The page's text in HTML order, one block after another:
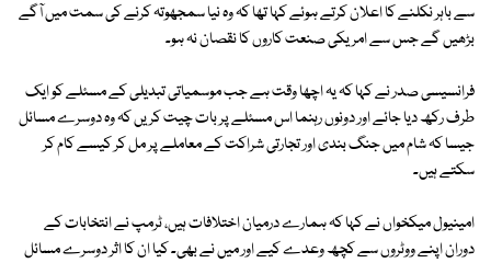
سے باہر نکلنے کا اعلان کرتے ہوئے کہا تھا کہ وہ نیا سمجھوتہ کرنے کی سمت میں آگے
بڑھیں گے جس سے امریکی صنعت کاروں کا نقصان نہ ہو۔
فرانسیسی صدر نے کہا کہ یہ اچھا وقت ہے جب موسمیاتی تبدیلی کے مسئلے کو ایک
طرف رکھ دیا جائے اور دونوں رہنما اس مسئلے پر بات چیت کریں کہ وہ دوسرے مسائل
جیسا کہ شام میں جنگ بندی اور تجارتی شراکت کے معاملے پر مل کر کیسے کام کر
سکتے ہیں۔
امینیول میکخواں نے کہا کہ ہمارے درمیان اختلافات ہیں، ٹرمپ نے انتخابات کے
دوران اپنے ووٹروں سے کچھ وعدے کیے اور میں نے بھی۔ کیا ان کا اثر دوسرے مسائل